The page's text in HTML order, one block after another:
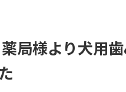
局様より犬用